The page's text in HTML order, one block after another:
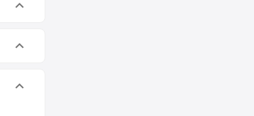
keyboard_arrow_down
keyboard_arrow_down
keyboard_arrow_down